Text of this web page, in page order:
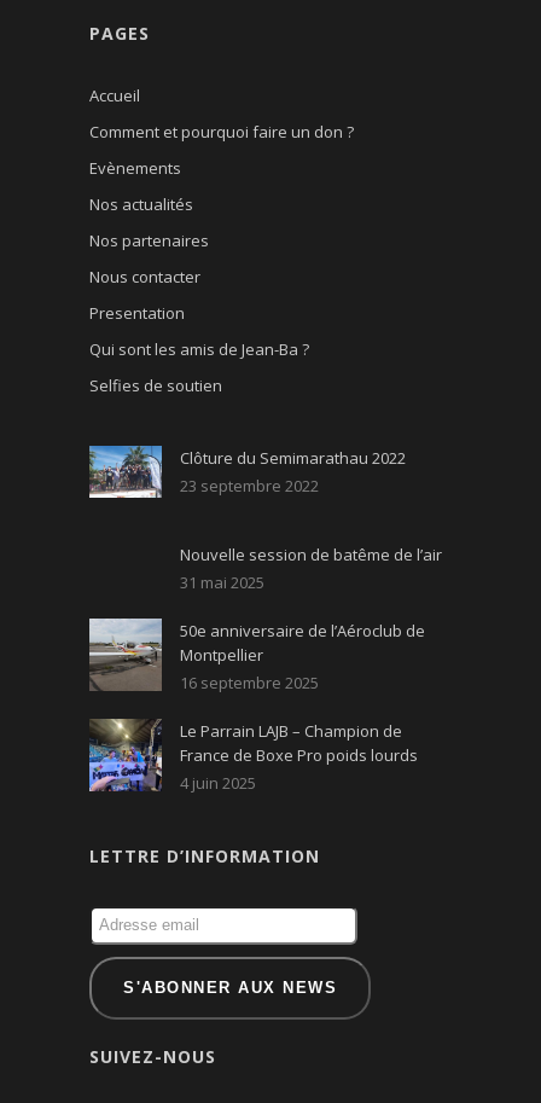
PAGES
Accueil
Comment et pourquoi faire un don ?
Evènements
Nos actualités
Nos partenaires
Nous contacter
Presentation
Qui sont les amis de Jean-Ba ?
Selfies de soutien
Clôture du Semimarathau 2022
23 septembre 2022
Nouvelle session de batême de l’air
31 mai 2025
50e anniversaire de l’Aéroclub de
Montpellier
16 septembre 2025
Le Parrain LAJB – Champion de
France de Boxe Pro poids lourds
4 juin 2025
LETTRE D’INFORMATION
SUIVEZ-NOUS